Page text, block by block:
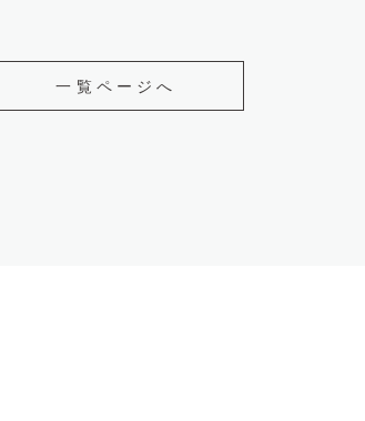
一覧ページへ